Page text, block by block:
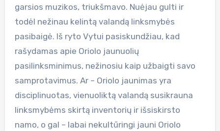
garsios muzikos, triukšmavo. Nuėjau gulti ir
todėl nežinau kelintą valandą linksmybės
pasibaigė. Iš ryto Vytui pasiskundžiau, kad
rašydamas apie Oriolo jaunuolių
pasilinksminimus, nežinosiu kaip užbaigti savo
samprotavimus. Ar – Oriolo jaunimas yra
disciplinuotas, vienuoliktą valandą susikrauna
linksmybėms skirtą inventorių ir išsiskirsto
namo, o gal – labai nekultūringi jauni Oriolo